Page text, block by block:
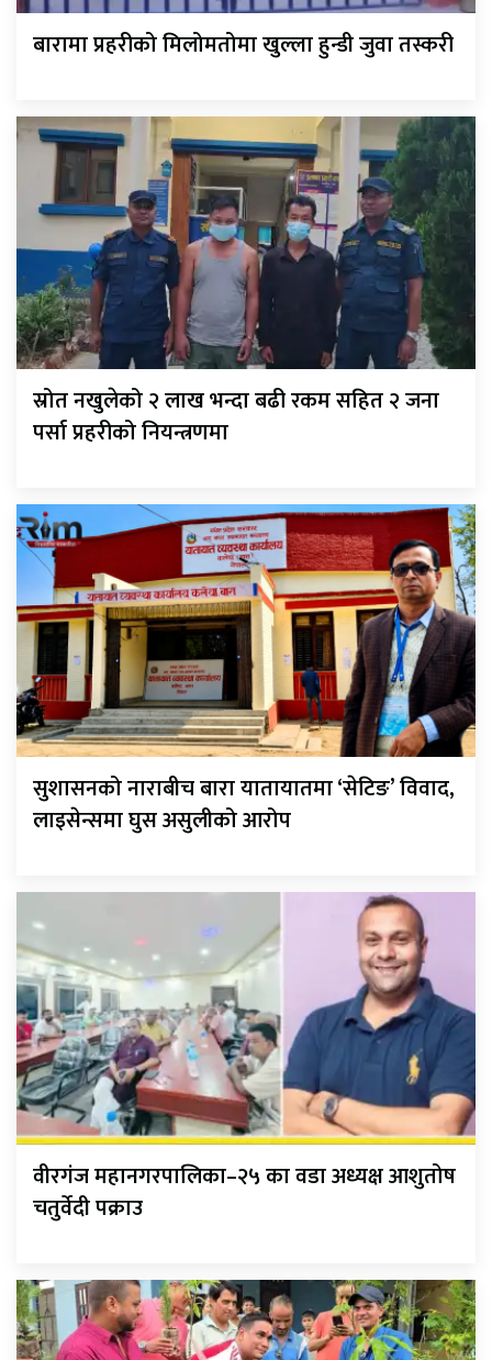
बारामा प्रहरीको मिलोमतोमा खुल्ला हुन्डी जुवा तस्करी
स्रोत नखुलेको २ लाख भन्दा बढी रकम सहित २ जना
पर्सा प्रहरीको नियन्त्रणमा
सुशासनको नाराबीच बारा यातायातमा ‘सेटिङ’ विवाद,
लाइसेन्समा घुस असुलीको आरोप
वीरगंज महानगरपालिका–२५ का वडा अध्यक्ष आशुतोष
चतुर्वेदी पक्राउ